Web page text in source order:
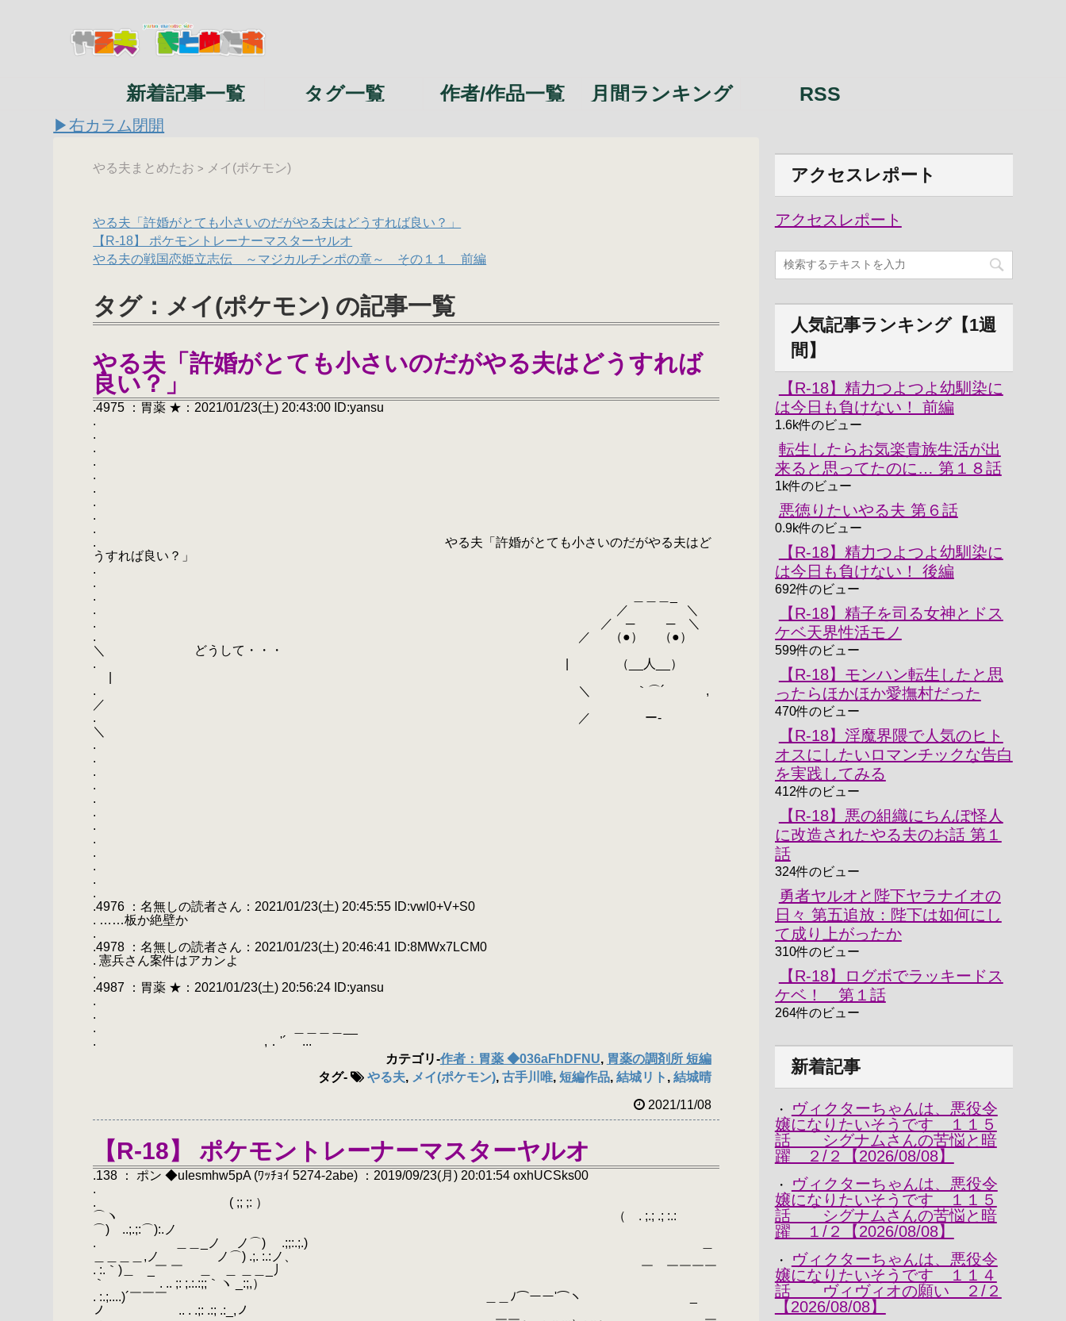
新着記事一覧 タグ一覧 作者/作品一覧 月間ランキング RSS
▶右カラム閉開
やる夫まとめたお > メイ(ポケモン)
やる夫「許婚がとても小さいのだがやる夫はどうすれば良い？」
【R-18】 ポケモントレーナーマスターヤルオ
やる夫の戦国恋姫立志伝 ～マジカルチンポの章～ その１１ 前編
タグ：メイ(ポケモン) の記事一覧
やる夫「許婚がとても小さいのだがやる夫はどうすれば
良い？」
.4975 ：胃薬 ★：2021/01/23(土) 20:43:00 ID:yansu
.
.
.
.
.
.
.
.
.
. やる夫「許婚がとても小さいのだがやる夫はど
うすれば良い？」
.
.
. ＿＿＿_
. ／ ＼
. ／ ─ ─ ＼
. ／ （●） （●）
＼ どうして・・・
. | （__人__）
. ＼ ｀⌒´ ,
／
. ／ ー‐
＼
.
.
.
.
.
.
.
.
.
.
.
.
.4976 ：名無しの読者さん：2021/01/23(土) 20:45:55 ID:vwl0+V+S0
. ……板か絶壁か
.
.4978 ：名無しの読者さん：2021/01/23(土) 20:46:41 ID:8MWx7LCM0
. 憲兵さん案件はアカンよ
.
.4987 ：胃薬 ★：2021/01/23(土) 20:56:24 ID:yansu
.
.
. ＿＿＿＿__
. ,．'´ ...
カテゴリ-作者：胃薬 ◆036aFhDFNU, 胃薬の調剤所 短編
タグ- やる夫, メイ(ポケモン), 古手川唯, 短編作品, 結城リト , 結城晴
2021/11/08
【R-18】 ポケモントレーナーマスターヤルオ
.138 ： ポン ◆uIesmhw5pA (ﾜｯﾁｮｲ 5274-2abe) ：2019/09/23(月) 20:01:54 oxhUCSks00
.
. ( ;; ;: ）
⌒ヽ （ . ;.; .; :.:
⌒) ..;.;:⌒):.ノ
. ＿＿_ノ ノ⌒) .;;:.;.) ＿
＿＿＿＿,ノ ノ⌒) .;. :.:ノ、
. :.｀)＿ _￣ ￣ ＿ ＿ ＿＿_丿 ￣ ￣￣￣￣
｀ . .. ;: ;.:.:;;｀ヽ _:;,）
. :.;....)´￣￣￣ ＿＿ﾉ⌒ーー'⌒ヽ _
ノ .. . .;: .:; .:_,ノ
アクセスレポート
アクセスレポート
人気記事ランキング【1週
間】
【R-18】精力つよつよ幼馴染に
は今日も負けない！ 前編
1.6k件のビュー
転生したらお気楽貴族生活が出
来ると思ってたのに… 第１８話
1k件のビュー
悪徳りたいやる夫 第６話
0.9k件のビュー
【R-18】精力つよつよ幼馴染に
は今日も負けない！ 後編
692件のビュー
【R-18】精子を司る女神とドス
ケベ天界性活モノ
599件のビュー
【R-18】モンハン転生したと思
ったらほかほか愛撫村だった
470件のビュー
【R-18】淫魔界隈で人気のヒト
オスにしたいロマンチックな告白
を実践してみる
412件のビュー
【R-18】悪の組織にちんぽ怪人
に改造されたやる夫のお話 第１
話
324件のビュー
勇者ヤルオと陛下ヤラナイオの
日々 第五追放：陛下は如何にし
て成り上がったか
310件のビュー
【R-18】ログボでラッキードス
ケベ！ 第１話
264件のビュー
新着記事
・
ヴィクターちゃんは、悪役令
嬢になりたいそうです １１５
話 シグナムさんの苦悩と暗
躍 ２/２【2026/08/08】
・
ヴィクターちゃんは、悪役令
嬢になりたいそうです １１５
話 シグナムさんの苦悩と暗
躍 １/２【2026/08/08】
・
ヴィクターちゃんは、悪役令
嬢になりたいそうです １１４
話 ヴィヴィオの願い ２/２
【2026/08/08】